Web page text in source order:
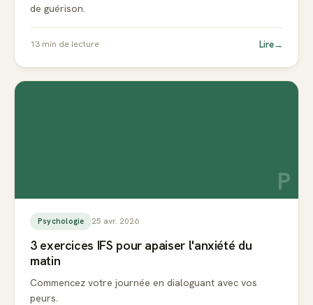
de guérison.
13 min de lecture Lire→
P
Psychologie 25 avr. 2026
3 exercices IFS pour apaiser l'anxiété du
matin
Commencez votre journée en dialoguant avec vos
peurs.